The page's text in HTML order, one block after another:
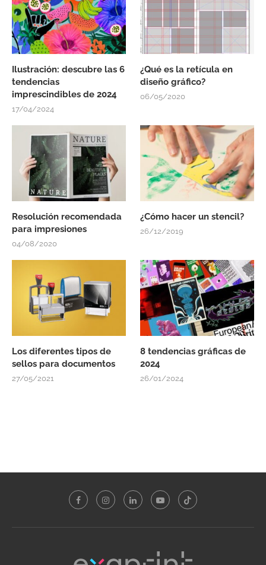
Ilustración: descubre las 6
tendencias
imprescindibles de 2024
17/04/2024
¿Qué es la retícula en
diseño gráfico?
06/05/2020
Resolución recomendada
para impresiones
04/08/2020
¿Cómo hacer un stencil?
26/12/2019
Los diferentes tipos de
sellos para documentos
27/05/2021
8 tendencias gráficas de
2024
26/01/2024